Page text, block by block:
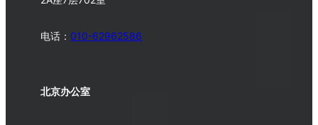
电话：010-62962586
北京办公室